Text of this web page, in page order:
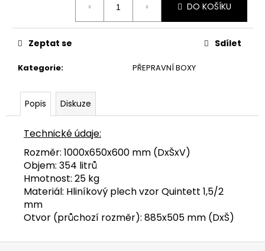
DO KOŠÍKU
Kategorie: PŘEPRAVNÍ BOXY
Zeptat se Sdílet
Popis Diskuze
Technické údaje:
Rozměr: 1000x650x600 mm (DxŠxV)
Objem: 354 litrů
Hmotnost: 25 kg
Materiál: Hliníkový plech vzor Quintett 1,5/2
mm
Otvor (průchozí rozměr): 885x505 mm (DxŠ)